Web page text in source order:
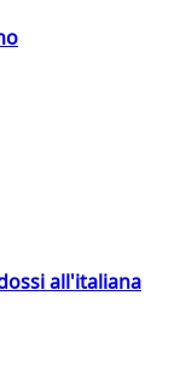
all'italiana